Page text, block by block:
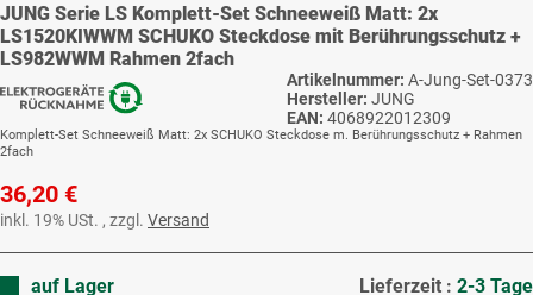
JUNG Serie LS Komplett-Set Schneeweiß Matt: 2x
LS1520KIWWM SCHUKO Steckdose mit Berührungsschutz +
LS982WWM Rahmen 2fach
Artikelnummer: A-Jung-Set-0373
Hersteller: JUNG
EAN: 4068922012309
Komplett-Set Schneeweiß Matt: 2x SCHUKO Steckdose m. Berührungsschutz + Rahmen
2fach
36,20 €
inkl. 19% USt. , zzgl. Versand
auf Lager Lieferzeit : 2-3 Tage